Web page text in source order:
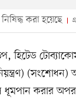
করা হয়েছে
হিটেড
করার